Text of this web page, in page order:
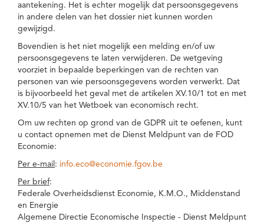
aantekening. Het is echter mogelijk dat persoonsgegevens
in andere delen van het dossier niet kunnen worden
gewijzigd.
Bovendien is het niet mogelijk een melding en/of uw
persoonsgegevens te laten verwijderen. De wetgeving
voorziet in bepaalde beperkingen van de rechten van
personen van wie persoonsgegevens worden verwerkt. Dat
is bijvoorbeeld het geval met de artikelen XV.10/1 tot en met
XV.10/5 van het Wetboek van economisch recht.
Om uw rechten op grond van de GDPR uit te oefenen, kunt
u contact opnemen met de Dienst Meldpunt van de FOD
Economie:
Per e-mail : info.eco@economie.fgov.be
Per brief:
Federale Overheidsdienst Economie, K.M.O., Middenstand
en Energie
Algemene Directie Economische Inspectie - Dienst Meldpunt